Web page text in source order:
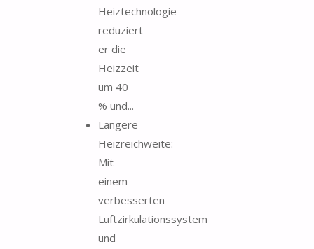
Heiztechnologie
reduziert
er die
Heizzeit
um 40
% und...
Längere
Heizreichweite:
Mit
einem
verbesserten
Luftzirkulationssystem
und